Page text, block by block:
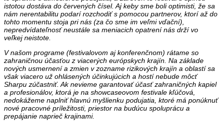
istotou dostáva do červených čísel. Aj keby sme boli optimisti, že sa
nám nerentabilitu podarí rozchodiť s pomocou partnerov, ktorí až do
tohto momentu stoja pri nás (za čo sme im veľmi vďační),
nepredvídateľnosť neustále sa meniacich opatrení nás drží vo
veľkej neistote.
V našom programe (festivalovom aj konferenčnom) rátame so
zahraničnou účasťou z viacerých európskych krajín. Na základe
nových usmernení a zmien v zozname rizikových krajín a oblastí sa
však viacero už ohlásených účinkujúcich a hostí nebude môcť
Sharpu zúčastniť. Ak nevieme garantovať účasť zahraničných kapiel
a profesionálov, ktorá je na showcaseovom festivale kľúčová,
nedokážeme naplniť hlavnú myšlienku podujatia, ktoré má ponúknuť
nové pracovné príležitosti, priestor na budúcu spoluprácu a
prepájanie naprieč krajinami.